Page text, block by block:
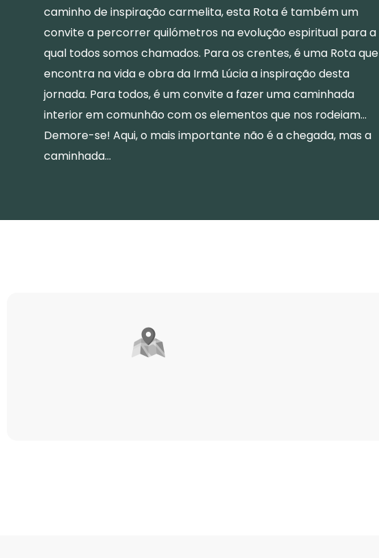
caminho de inspiração carmelita, esta Rota é também um
convite a percorrer quilómetros na evolução espiritual para a
qual todos somos chamados. Para os crentes, é uma Rota que
encontra na vida e obra da Irmã Lúcia a inspiração desta
jornada. Para todos, é um convite a fazer uma caminhada
interior em comunhão com os elementos que nos rodeiam…
Demore-se! Aqui, o mais importante não é a chegada, mas a
caminhada…